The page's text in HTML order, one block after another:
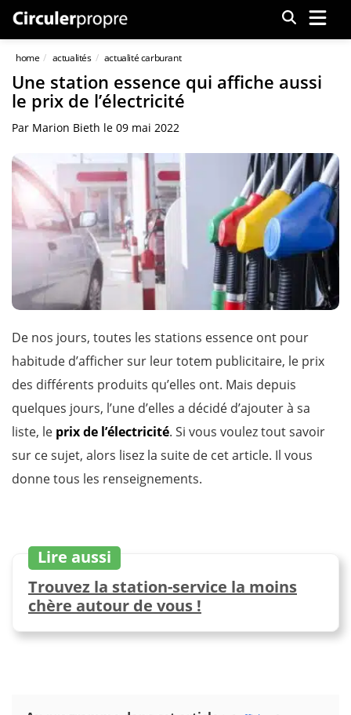
Menu
home actualités actualité carburant
Une station essence qui affiche aussi
le prix de l’électricité
Par Marion Bieth le 09 mai 2022
De nos jours, toutes les stations essence ont pour
habitude d’afficher sur leur totem publicitaire, le prix
des différents produits qu’elles ont. Mais depuis
quelques jours, l’une d’elles a décidé d’ajouter à sa
liste, le prix de l’électricité. Si vous voulez tout savoir
sur ce sujet, alors lisez la suite de cet article. Il vous
donne tous les renseignements.
Lire aussi
Trouvez la station-service la moins
chère autour de vous !